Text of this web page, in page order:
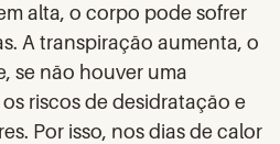
alta, o corpo pode sofrer
A transpiração aumenta, o
se não houver uma
riscos de desidratação e
Por isso, nos dias de calor